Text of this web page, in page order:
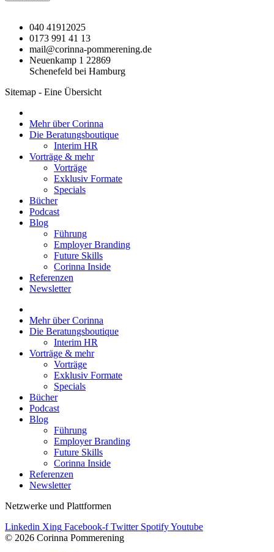
040 41912025
0173 991 41 13
mail@corinna-pommerening.de
Neuenkamp 1 22869
Schenefeld bei Hamburg
Sitemap - Eine Übersicht
Mehr über Corinna
Die Beratungsboutique
Interim HR
Vorträge & mehr
Vorträge
Exklusiv Formate
Specials
Bücher
Podcast
Blog
Führung
Employer Branding
Future Skills
Corinna Inside
Referenzen
Newsletter
Mehr über Corinna
Die Beratungsboutique
Interim HR
Vorträge & mehr
Vorträge
Exklusiv Formate
Specials
Bücher
Podcast
Blog
Führung
Employer Branding
Future Skills
Corinna Inside
Referenzen
Newsletter
Netzwerke und Plattformen
Linkedin Xing Facebook-f Twitter SpotifyYoutube
© 2026 Corinna Pommerening